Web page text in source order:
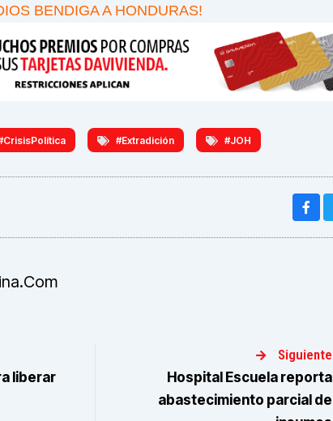
BENDIGA A HONDURAS!
#Extradición
#JOH
liberar
Siguiente
Hospital Escuela reporta
abastecimiento parcial de